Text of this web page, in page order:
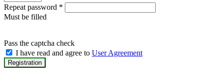
Repeat password *
Must be filled
Pass the captcha check
I have read and agree to User Agreement